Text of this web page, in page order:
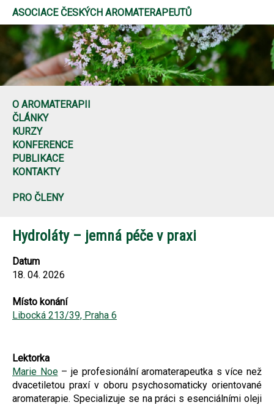
ASOCIACE ČESKÝCH AROMATERAPEUTŮ
O AROMATERAPII
ČLÁNKY
KURZY
KONFERENCE
PUBLIKACE
KONTAKTY
PRO ČLENY
Hydroláty – jemná péče v praxi
Datum
18. 04. 2026
Místo konání
Libocká 213/39, Praha 6
Lektorka
Marie Noe– je profesionální aromaterapeutka s více než
dvacetiletou praxí v oboru psychosomaticky orientované
aromaterapie. Specializuje se na práci s esenciálními oleji